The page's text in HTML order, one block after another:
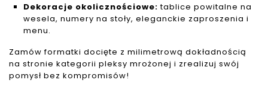
Dekoracje okolicznościowe: tablice powitalne na
wesela, numery na stoły, eleganckie zaproszenia i
menu.
Zamów formatki docięte z milimetrową dokładnością
na stronie kategorii pleksy mrożonej i zrealizuj swój
pomysł bez kompromisów!